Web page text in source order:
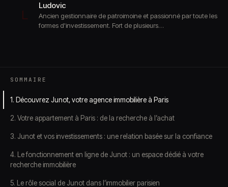
L
Ludovic
Ancien gestionnaire de patroimoine et passionné par toute les
formes d'investissement. Fort de plusieurs…
SOMMAIRE
1. Découvrez Junot, votre agence immobilière à Paris
2. Votre appartement à Paris : de la recherche à l’achat
3. Junot et vos investissements : une relation basée sur la confiance
4. Le fonctionnement en ligne de Junot : un espace dédié à votre
recherche immobilière
5. Le rôle social de Junot dans l’immobilier parisien